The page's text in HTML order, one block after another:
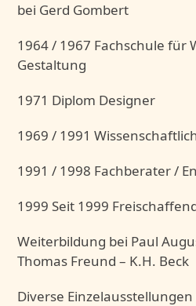
bei Gerd Gombert
1964 / 1967 Fachschule für
Gestaltung
1971 Diplom Designer
1969 / 1991
1991 / 1998 Fachberater /
1999 Seit 1999
Weiterbildung bei Paul
Thomas Freund – K.H. Beck
Diverse